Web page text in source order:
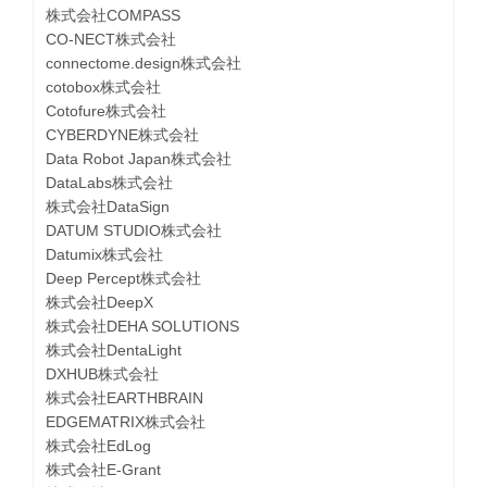
株式会社COMPASS
CO-NECT株式会社
connectome.design株式会社
cotobox株式会社
Cotofure株式会社
CYBERDYNE株式会社
Data Robot Japan株式会社
DataLabs株式会社
株式会社DataSign
DATUM STUDIO株式会社
Datumix株式会社
Deep Percept株式会社
株式会社DeepX
株式会社DEHA SOLUTIONS
株式会社DentaLight
DXHUB株式会社
株式会社EARTHBRAIN
EDGEMATRIX株式会社
株式会社EdLog
株式会社E-Grant